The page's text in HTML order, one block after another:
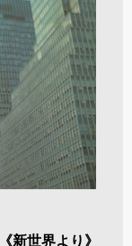
新世界より》